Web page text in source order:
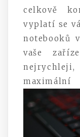
celkově
vyplatí se
notebooků
vaše